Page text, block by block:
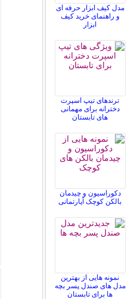
مدل کیف ابزار حرفه ای
و راهنمای خرید کیف
ابزار
ترندهای تیپ اسپرت
دخترانه برای مهمانی
های تابستان
دکوراسیون و چیدمان
بالکن کوچک آپارتمانی
نمونه هایی از بهترین
مدل های صندل پسر بچه
ها برای تابستان